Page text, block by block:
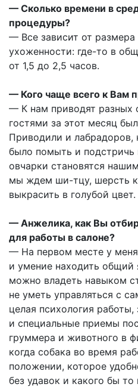
— Сколько времени в
процедуры?
— Все зависит от размера
ухоженности: где-то в
от 1,5 до 2,5 часов.
— Кого чаще всего к Вам
— К нам приводят разных
гостями за этот месяц
Приводили и лабрадоров,
было помыть и
овчарки становятся
мы ждем ши-тцу, шерсть
выкрасить в голубой цвет.
— Анжелика, как Вы
для работы в салоне?
— На первом месте у
и умение находить
можно владеть навыком
не уметь управляться с
целая психология работы,
и специальные приемы
груммера и животного в
когда собака во время
положении, которое
без удавок и какого бы